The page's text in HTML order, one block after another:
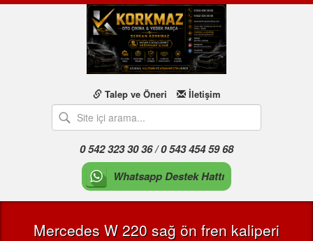
Talep ve Öneri İletişim
0 542 323 30 36 / 0 543 454 59 68
Whatsapp Destek Hattı
Mercedes W 220 sağ ön fren kaliperi